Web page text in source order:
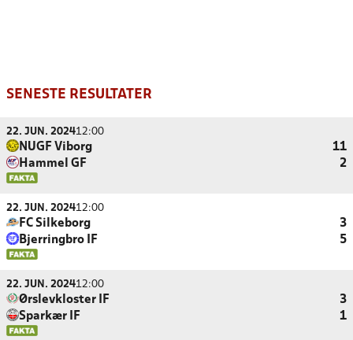
SENESTE RESULTATER
22. JUN. 202412:00
NUGF Viborg
11
Hammel GF
2
22. JUN. 202412:00
FC Silkeborg
3
Bjerringbro IF
5
22. JUN. 202412:00
Ørslevkloster IF
3
Sparkær IF
1